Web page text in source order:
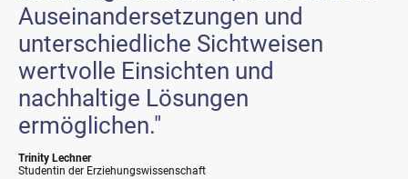
Auseinandersetzungen und
unterschiedliche Sichtweisen
wertvolle Einsichten und
nachhaltige Lösungen
ermöglichen."
Trinity Lechner
Studentin der Erziehungswissenschaft